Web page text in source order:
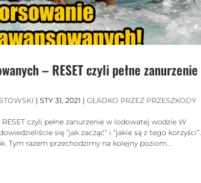
– RESET czyli pełne zanurzenie
| STY 31, 2021 | GŁADKO PRZEZ PRZESZKODY
czyli pełne zanurzenie w lodowatej wodzie W
się “jak zacząć” i “jakie są z tego korzyści”.
Tym razem przechodzimy na kolejny poziom...